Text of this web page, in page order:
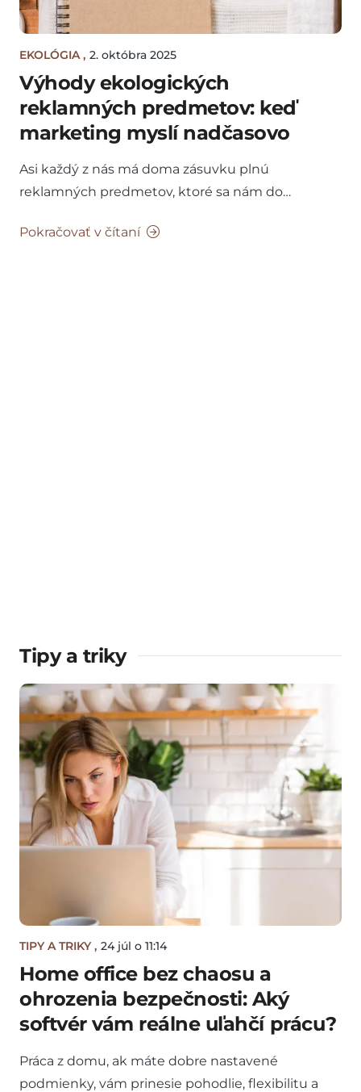
EKOLÓGIA , 2. októbra 2025
Výhody ekologických
reklamných predmetov: keď
marketing myslí nadčasovo
Asi každý z nás má doma zásuvku plnú
reklamných predmetov, ktoré sa nám do…
Pokračovať v čítaní
Tipy a triky
TIPY A TRIKY , 24 júl o 11:14
Home office bez chaosu a
ohrozenia bezpečnosti: Aký
softvér vám reálne uľahčí prácu?
Práca z domu, ak máte dobre nastavené
podmienky, vám prinesie pohodlie, flexibilitu a